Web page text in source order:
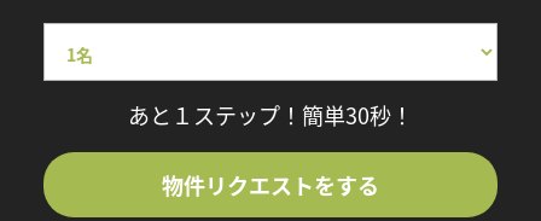
あと１ステップ！簡単30秒！
物件リクエストをする